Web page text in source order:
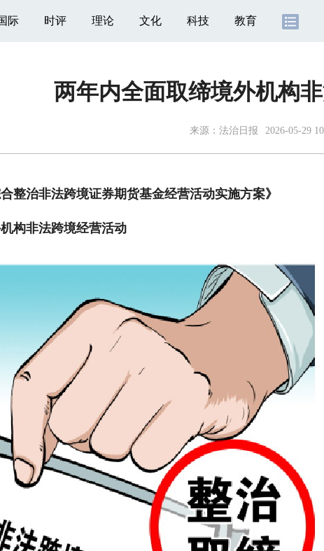
际 时评 理论 文化 科技 教育
两年内全面取缔境外机构
来源： 法治日报 2026-05-29
整治非法跨境证券期货基金经营活动实施方案》
构非法跨境经营活动